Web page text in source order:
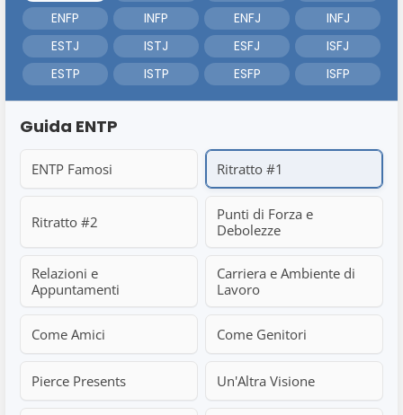
ENFP
INFP ENFJ
INFJ
ESTJ
ISTJ ESFJ
ISFJ
ESTP
ISTP ESFP ISFP
Guida ENTP
ENTP Famosi Ritratto #1
Ritratto #2
Punti di Forza e
Debolezze
Relazioni e
Appuntamenti
Carriera e Ambiente di
Lavoro
Come Amici Come Genitori
Pierce Presents Un'Altra Visione